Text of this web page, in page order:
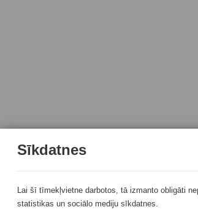
Sīkdatnes
Lai šī tīmekļvietne darbotos, tā izmanto obligāti
statistikas un sociālo mediju sīkdatnes.